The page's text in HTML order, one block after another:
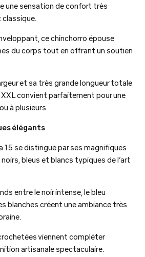
une sensation de confort très
classique.
ce chinchorro épouse
du corps tout en offrant un soutien
et sa très grande longueur totale
XXL convient parfaitement pour une
à plusieurs.
élégants
15 se distingue par ses magnifiques
bleus et blancs typiques de l’art
entre le noir intense, le bleu
blanches créent une ambiance très
viennent compléter
artisanale spectaculaire.